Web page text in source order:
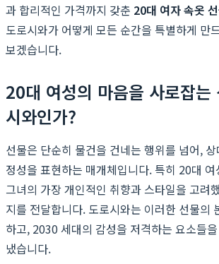
과 합리적인 가격까지 갖춘 20대 여자 속옷
도로시와가 어떻게 모든 순간을 특별하게 만
보겠습니다.
20대 여성의 마음을 사로잡는
시와인가?
선물은 단순히 물건을 건네는 행위를 넘어,
정성을 표현하는 매개체입니다. 특히 20대
그녀의 가장 개인적인 취향과 스타일을 고려
지를 전달합니다. 도로시와는 이러한 선물의
하고, 2030 세대의 감성을 저격하는 요소들
냈습니다.